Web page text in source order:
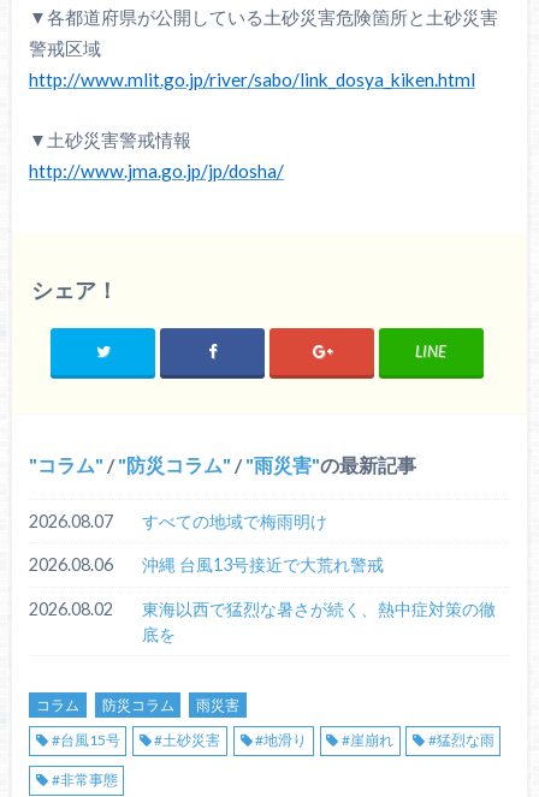
▼各都道府県が公開している土砂災害危険箇所と土砂災害
警戒区域
http://www.mlit.go.jp/river/sabo/link_dosya_kiken.html
▼土砂災害警戒情報
http://www.jma.go.jp/jp/dosha/
シェア！
LINE
コラム / 防災コラム / 雨災害 の最新記事
2026.08.07 すべての地域で梅雨明け
2026.08.06 沖縄 台風13号接近で大荒れ警戒
2026.08.02
東海以西で猛烈な暑さが続く、熱中症対策の徹
底を
コラム 防災コラム
雨災害
#台風15号
#土砂災害 #地滑り #崖崩れ #猛烈な雨
#非常事態